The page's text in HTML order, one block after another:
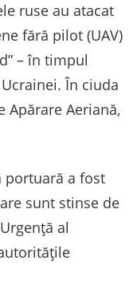
ruse au atacat
fără pilot (UAV)
– în timpul
În ciuda
Aeriană,
portuară a fost
sunt stinse de
al